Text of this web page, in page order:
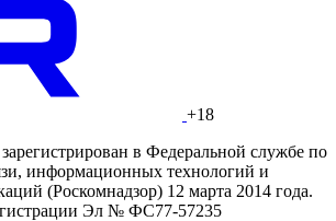
+18
в Федеральной службе по
информационных технологий и
(Роскомнадзор) 12 марта 2014 года.
Эл № ФС77-57235